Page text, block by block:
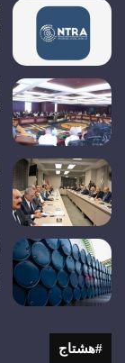
#هشتاج